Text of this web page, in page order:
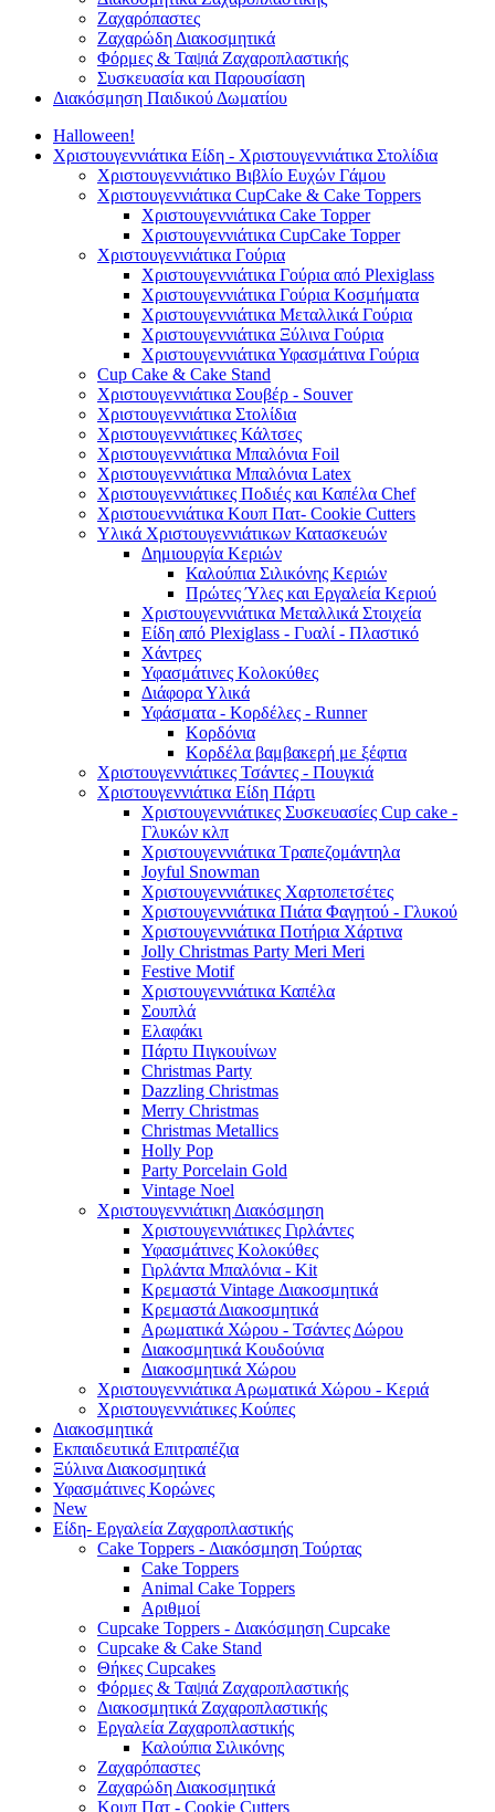
Ζαχαρόπαστες
Ζαχαρώδη Διακοσμητικά
Φόρμες & Ταψιά Ζαχαροπλαστικής
Συσκευασία και Παρουσίαση
Διακόσμηση Παιδικού Δωματίου
Halloween!
Χριστουγεννιάτικα Είδη - Χριστουγεννιάτικα Στολίδια
Χριστουγεννιάτικο Βιβλίο Ευχών Γάμου
Χριστουγεννιάτικα CupCake & Cake Toppers
Χριστουγεννιάτικα Cake Topper
Χριστουγεννιάτικα CupCake Topper
Χριστουγεννιάτικα Γούρια
Χριστουγεννιάτικα Γούρια από Plexiglass
Χριστουγεννιάτικα Γούρια Κοσμήματα
Χριστουγεννιάτικα Μεταλλικά Γούρια
Χριστουγεννιάτικα Ξύλινα Γούρια
Χριστουγεννιάτικα Υφασμάτινα Γούρια
Cup Cake & Cake Stand
Χριστουγεννιάτικα Σουβέρ - Souver
Χριστουγεννιάτικα Στολίδια
Χριστουγεννιάτικες Κάλτσες
Χριστουγεννιάτικα Μπαλόνια Foil
Χριστουγεννιάτικα Μπαλόνια Latex
Χριστουγεννιάτικες Ποδιές και Καπέλα Chef
Χριστουεννιάτικα Κουπ Πατ- Cookie Cutters
Υλικά Χριστουγεννιάτικων Κατασκευών
Δημιουργία Κεριών
Καλούπια Σιλικόνης Κεριών
Πρώτες Ύλες και Εργαλεία Κεριού
Χριστουγεννιάτικα Μεταλλικά Στοιχεία
Είδη από Plexiglass - Γυαλί - Πλαστικό
Χάντρες
Υφασμάτινες Κολοκύθες
Διάφορα Υλικά
Υφάσματα - Κορδέλες - Runner
Κορδόνια
Κορδέλα βαμβακερή με ξέφτια
Χριστουγεννιάτικες Τσάντες - Πουγκιά
Χριστουγεννιάτικα Είδη Πάρτι
Χριστουγεννιάτικες Συσκευασίες Cup cake -
Γλυκών κλπ
Χριστουγεννιάτικα Τραπεζομάντηλα
Joyful Snowman
Χριστουγεννιάτικες Χαρτοπετσέτες
Χριστουγεννιάτικα Πιάτα Φαγητού - Γλυκού
Χριστουγεννιάτικα Ποτήρια Χάρτινα
Jolly Christmas Party Meri Meri
Festive Motif
Χριστουγεννιάτικα Καπέλα
Σουπλά
Ελαφάκι
Πάρτυ Πιγκουίνων
Christmas Party
Dazzling Christmas
Merry Christmas
Christmas Metallics
Holly Pop
Party Porcelain Gold
Vintage Noel
Χριστουγεννιάτικη Διακόσμηση
Χριστουγεννιάτικες Γιρλάντες
Υφασμάτινες Κολοκύθες
Γιρλάντα Μπαλόνια - Kit
Κρεμαστά Vintage Διακοσμητικά
Κρεμαστά Διακοσμητικά
Αρωματικά Χώρου - Τσάντες Δώρου
Διακοσμητικά Κουδούνια
Διακοσμητικά Χώρου
Χριστουγεννιάτικα Αρωματικά Χώρου - Κεριά
Χριστουγεννιάτικες Κούπες
Διακοσμητικά
Εκπαιδευτικά Επιτραπέζια
Ξύλινα Διακοσμητικά
Υφασμάτινες Κορώνες
New
Είδη- Εργαλεία Ζαχαροπλαστικής
Cake Toppers - Διακόσμηση Τούρτας
Cake Toppers
Animal Cake Toppers
Αριθμοί
Cupcake Toppers - Διακόσμηση Cupcake
Cupcake & Cake Stand
Θήκες Cupcakes
Φόρμες & Ταψιά Ζαχαροπλαστικής
Διακοσμητικά Ζαχαροπλαστικής
Εργαλεία Ζαχαροπλαστικής
Καλούπια Σιλικόνης
Ζαχαρόπαστες
Ζαχαρώδη Διακοσμητικά
Κουπ Πατ - Cookie Cutters